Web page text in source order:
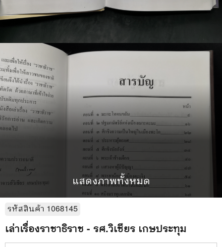
แสดงภาพทั้งหมด
รหัสสินค้า 1068145
เล่าเรื่องราชาธิราช - รศ.วิเชียร เกษประทุม